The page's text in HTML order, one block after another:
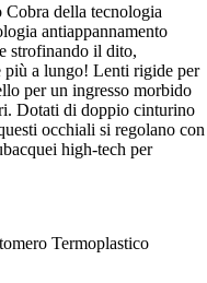
della tecnologia
antiappannamento
strofinando il dito,
più a lungo! Lenti rigide per
per un ingresso morbido
Dotati di doppio cinturino
occhiali si regolano con
high-tech per
Termoplastico